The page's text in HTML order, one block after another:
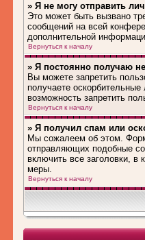
» Я не могу отправить
Это может быть вызвано
сообщений на всей
дополнительной
Вернуться к началу
» Я постоянно получаю
Вы можете запретить
получаете
возможность запретить
Вернуться к началу
» Я получил спам или
Мы сожалеем об этом.
отправляющих подобные
включить все заголовки, в
меры.
Вернуться к началу